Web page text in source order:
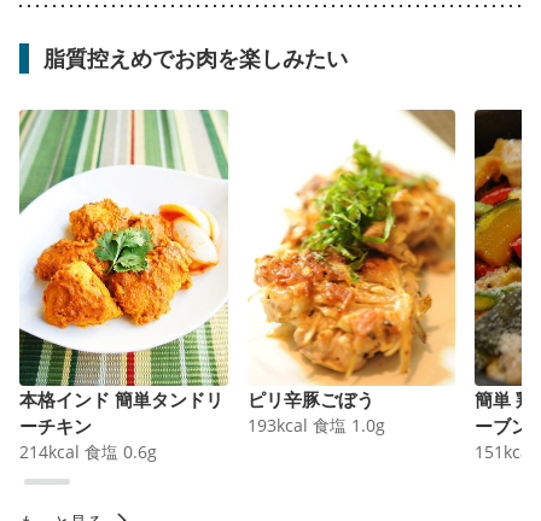
脂質控えめでお肉を楽しみたい
本格インド 簡単タンドリ
ーチキン
214kcal 食塩 0.6g
ピリ辛豚ごぼう
193kcal 食塩 1.0g
簡単 鶏
ーブン
151 kcal